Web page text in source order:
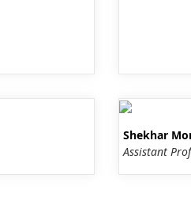
Shekhar
Assistant